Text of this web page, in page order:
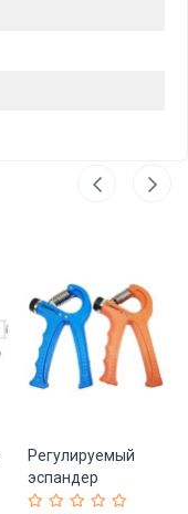
Регулируемый
эспандер